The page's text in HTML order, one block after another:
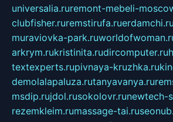
universalia.ruremont-mebeli-
clubfisher.ruremstirufa.ruerdamchi.ru
muraviovka-park.ru
arkrym.rukristinita.rudircomputer.ru
textexperts.rupivnaya-kruzhka.ru
demolalapaluza.rutanyavanya.ru
msdip.rujdol.rusokolovr.runewtech-
rezemkleim.rumassage-tai.ru